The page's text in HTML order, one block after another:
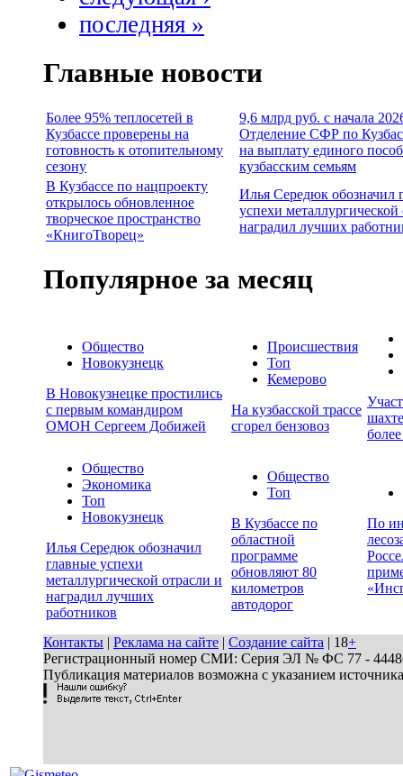
последняя »
Главные новости
Более 95% теплосетей в
Кузбассе проверены на
готовность к отопительному
сезону
9,6 млрд руб. с начала
Отделение СФР по
на выплату единого
кузбасским семьям
В Кузбассе по нацпроекту
открылось обновленное
творческое пространство
«КнигоТворец»
Илья Середюк обозначил
успехи металлургической
наградил лучших
Популярное за месяц
Общество
Новокузнецк
В Новокузнецке простились
с первым командиром
ОМОН Сергеем Добижей
Происшествия
Топ
Кемерово
На кузбасской трассе
сгорел бензовоз
Общество
Экономика
Топ
Новокузнецк
Илья Середюк обозначил
главные успехи
металлургической отрасли и
наградил лучших
работников
Общество
Топ
В Кузбассе по
областной
программе
обновляют 80
километров
автодорог
По
Контакты | Реклама на сайте | Создание сайта | 18+
Регистрационный номер СМИ: Серия ЭЛ № ФС 77 - 44486
Публикация материалов возможна с указанием